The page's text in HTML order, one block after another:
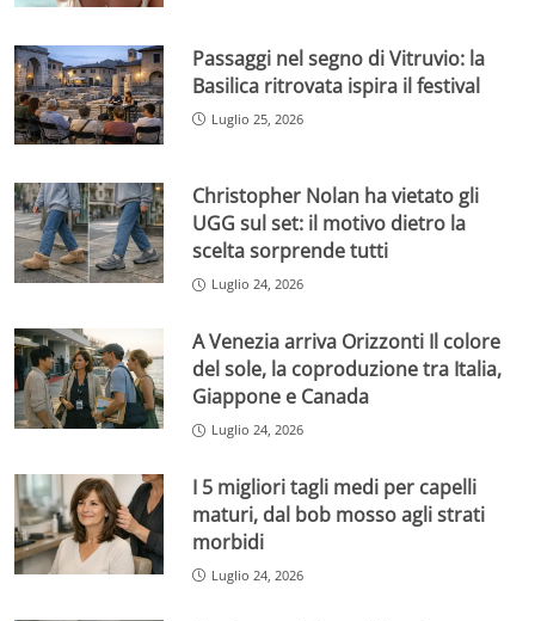
Passaggi nel segno di Vitruvio: la
Basilica ritrovata ispira il festival
Luglio 25, 2026
Christopher Nolan ha vietato gli
UGG sul set: il motivo dietro la
scelta sorprende tutti
Luglio 24, 2026
A Venezia arriva Orizzonti Il colore
del sole, la coproduzione tra Italia,
Giappone e Canada
Luglio 24, 2026
I 5 migliori tagli medi per capelli
maturi, dal bob mosso agli strati
morbidi
Luglio 24, 2026